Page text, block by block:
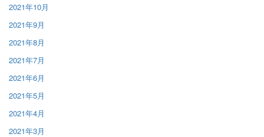
2021年10月
2021年9月
2021年8月
2021年7月
2021年6月
2021年5月
2021年4月
2021年3月